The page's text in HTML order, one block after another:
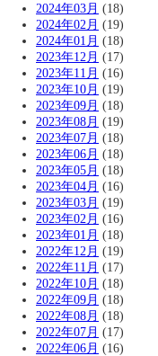
2024年03月 (18)
2024年02月 (19)
2024年01月 (18)
2023年12月 (17)
2023年11月 (16)
2023年10月 (19)
2023年09月 (18)
2023年08月 (19)
2023年07月 (18)
2023年06月 (18)
2023年05月 (18)
2023年04月 (16)
2023年03月 (19)
2023年02月 (16)
2023年01月 (18)
2022年12月 (19)
2022年11月 (17)
2022年10月 (18)
2022年09月 (18)
2022年08月 (18)
2022年07月 (17)
2022年06月 (16)